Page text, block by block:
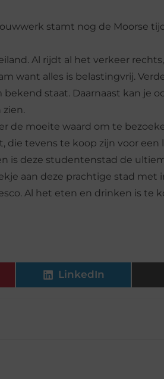
stamt nog de Moorse
Al rijdt al het verkeer
want alles is belastingvrij.
staat. Daarnaast kan je
de moeite waard om te
tevens te koop zijn voor een
is deze studentenstad de
aan deze prachtige stad
Al het eten en drinken is te
LinkedIn